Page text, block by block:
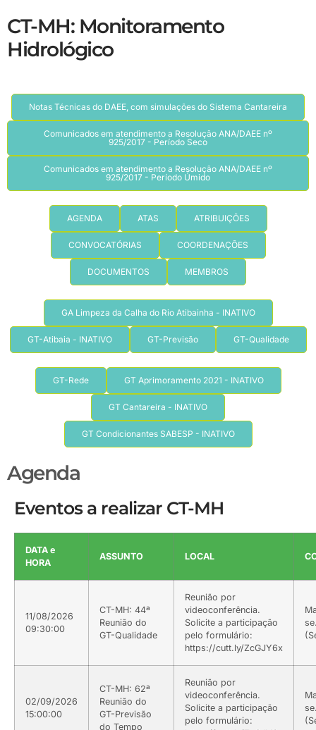
CT-MH: Monitoramento
Hidrológico
Notas Técnicas do DAEE, com simulações do Sistema Cantareira
Comunicados em atendimento a Resolução ANA/DAEE nº
925/2017 - Período Seco
Comunicados em atendimento a Resolução ANA/DAEE nº
925/2017 - Período Úmido
AGENDA ATAS ATRIBUIÇÕES
CONVOCATÓRIAS COORDENAÇÕES
DOCUMENTOS MEMBROS
GA Limpeza da Calha do Rio Atibainha - INATIVO
GT-Atibaia - INATIVO GT-Previsão GT-Qualidade
GT-Rede GT Aprimoramento 2021 - INATIVO
GT Cantareira - INATIVO
GT Condicionantes SABESP - INATIVO
Agenda
Eventos a realizar CT-MH
DATA e
HORA
ASSUNTO LOCAL
11/08/2026
09:30:00
CT-MH: 44ª
Reunião do
GT-Qualidade
Reunião por
videoconferência.
Solicite a participação
pelo formulário:
https://cutt.ly/ZcGJY6x
02/09/2026
15:00:00
CT-MH: 62ª
Reunião do
GT-Previsão
do Tempo
Reunião por
videoconferência.
Solicite a participação
pelo formulário: